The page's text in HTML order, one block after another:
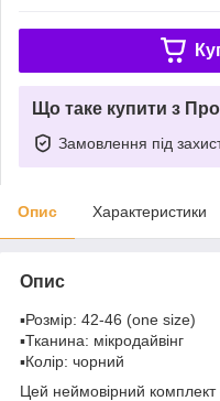
Що таке купити з
Замовлення під
Опис Характеристики
Опис
▪️Розмір: 42-46 (one size)
▪️Тканина: мікродайвінг
▪️Колір: чорний
Цей неймовірний